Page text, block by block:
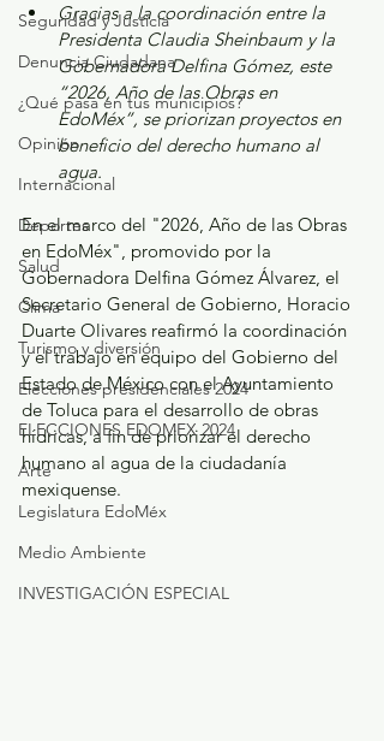
Seguridad y Justicia
Denuncia Ciudadana
¿Qué pasa en tus municipios?
Opinión
Internacional
Deportes
Salud
Clima
Turismo y diversión
Elecciones presidenciales 2024
ELECCIONES EDOMEX 2024
Arte
Legislatura EdoMéx
Medio Ambiente
INVESTIGACIÓN ESPECIAL
Gracias a la coordinación entre la
Presidenta Claudia Sheinbaum y la
Gobernadora Delfina Gómez, este
“2026, Año de las Obras en
EdoMéx”, se priorizan proyectos en
beneficio del derecho humano al
agua.
En el marco del "2026, Año de las Obras
en EdoMéx", promovido por la
Gobernadora Delfina Gómez Álvarez, el
Secretario General de Gobierno, Horacio
Duarte Olivares reafirmó la coordinación
y el trabajo en equipo del Gobierno del
Estado de México con el Ayuntamiento
de Toluca para el desarrollo de obras
hídricas, a fin de priorizar el derecho
humano al agua de la ciudadanía
mexiquense.